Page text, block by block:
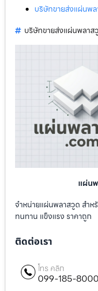
บริษัทขายส่งแผ่นพ
บริษัทขายส่งแผ่นพลาส
แผ่น
จำหน่ายแผ่นพลาสวูด สำห
ทนทาน แข็งแรง ราคาถูก
ติดต่อเรา
โทร คลิก
099-185-8000